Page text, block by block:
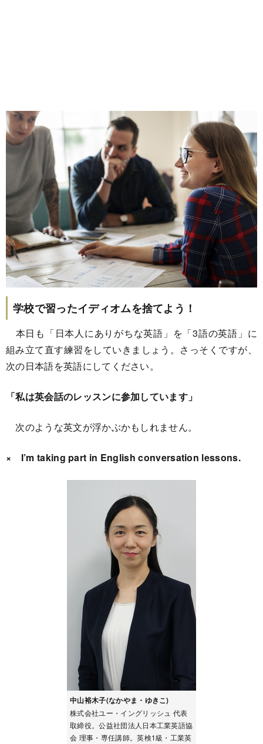
学校で習ったイディオムを捨てよう！
本日も「日本人にありがちな英語」を「3語の英語」に
組み立て直す練習をしていきましょう。さっそくですが、
次の日本語を英語にしてください。
「私は英会話のレッスンに参加しています」
次のような英文が浮かぶかもしれません。
× I’m taking part in English conversation lessons.
中山裕木子(なかやま・ゆきこ)
株式会社ユー・イングリッシュ 代表
取締役。公益社団法人日本工業英語協
会 理事・専任講師。英検1級・工業英